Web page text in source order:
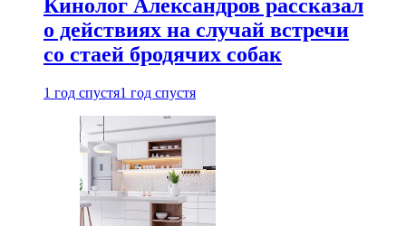
Кинолог Александров рассказал
о действиях на случай встречи
со стаей бродячих собак
1 год спустя1 год спустя